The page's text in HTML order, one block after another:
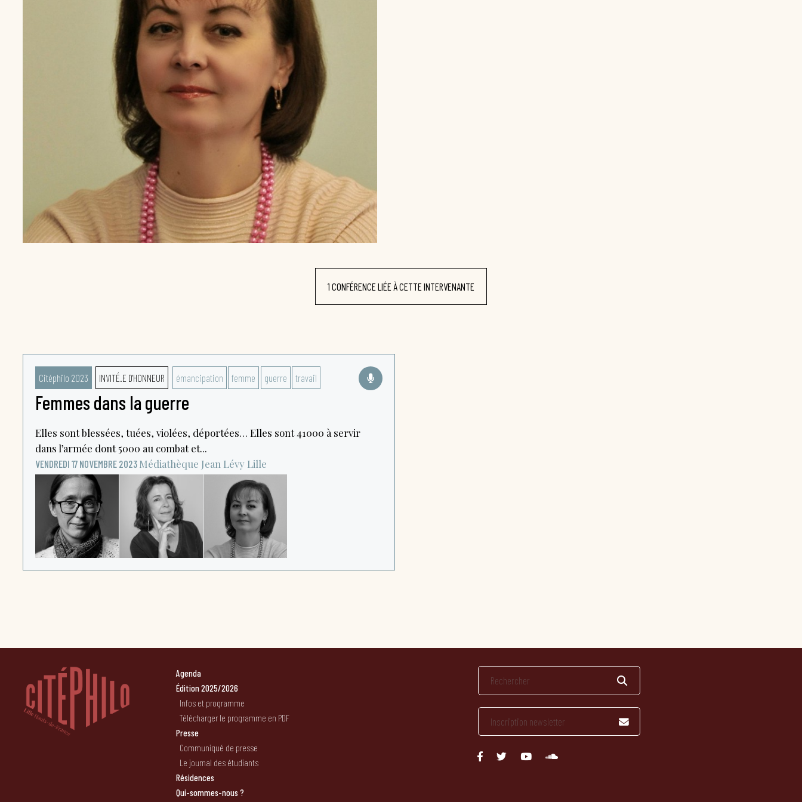
1 CONFÉRENCE LIÉE À CETTE INTERVENANTE
Citéphilo 2023 INVITÉ.E D'HONNEUR émancipation femme guerre travail
Femmes dans la guerre
Elles sont blessées, tuées, violées, déportées… Elles sont 41000 à servir
dans l’armée dont 5000 au combat et...
VENDREDI 17 NOVEMBRE 2023 Médiathèque Jean Lévy Lille
Agenda
Édition 2025/2026
Infos et programme
Télécharger le programme en PDF
Presse
Communiqué de presse
Le journal des étudiants
Résidences
Qui-sommes-nous ?